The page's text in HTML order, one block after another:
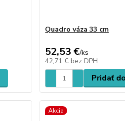
Quadro váza 33 cm
52,53 €/ks
42,71 € bez DPH
Pridať
Akcia